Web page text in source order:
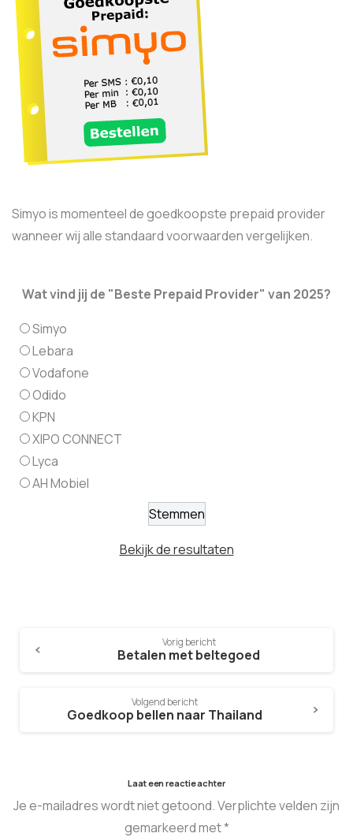
Simyo is momenteel de goedkoopste prepaid provider
wanneer wij alle standaard voorwaarden vergelijken.
Wat vind jij de "Beste Prepaid Provider" van 2025?
Simyo
Lebara
Vodafone
Odido
KPN
XIPO CONNECT
Lyca
AH Mobiel
Bekijk de resultaten
Vorig bericht
Betalen met beltegoed
Volgend bericht
Goedkoop bellen naar Thailand
Laat een reactie achter
Je e-mailadres wordt niet getoond. Verplichte velden zijn
gemarkeerd met *